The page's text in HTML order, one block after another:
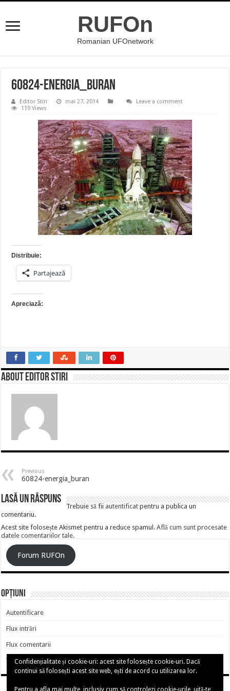
RUFOn
Romanian UFOnetwork
60824-energia_buran
Editor Stiri mai 27, 2014
Leave a comment
119 Views
Distribuie:
Partajează
Apreciază:
About Editor Stiri
Previous
60824-energia_buran
Lasă un răspuns
Trebuie să fii autentificat pentru a publica un
comentariu.
Acest site folosește Akismet pentru a reduce spamul.Află cum sunt procesate
datele comentariilor tale.
Forum RUFOn
Opțiuni
Autentificare
Flux intrări
Flux comentarii
WordPress.org
Confidențialitate și cookie-uri: acest site folosește cookie-uri. Dacă
continui să folosești acest site web, ești de acord cu utilizarea lor.
Pentru a afla mai multe, inclusiv cum să controlezi cookie-urile, uită-te